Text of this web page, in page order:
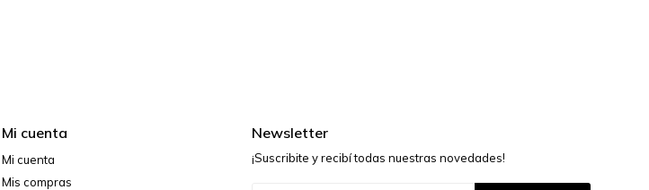
Mi cuenta
Mi cuenta
Mis compras
Newsletter
¡Suscribite y recibí todas nuestras novedades!